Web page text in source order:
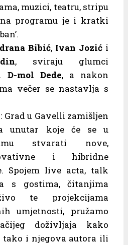
muzici, teatru, stripu
programu je i kratki
Bibić, Ivan Jozić i
, sviraju glumci
D-mol Dede, a nakon
večer se nastavlja s
Grad u Gavelli zamišljen
unutar koje će se u
stvarati nove,
i hibridne
Spojem live acta, talk
s gostima, čitanjima
te projekcijama
umjetnosti, pružamo
doživljaja kako
tako i njegova autora ili